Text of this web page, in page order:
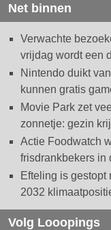
Net binnen
Verwachte
vrijdag wordt een
Nintendo duikt
kunnen gratis
Movie Park zet
zonnetje: gezin
Actie Foodwatch
frisdrankbekers in
Efteling is gestopt
2032
Volg Looopings